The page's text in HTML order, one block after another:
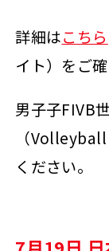
詳細はこちら
イト）をご
男子子FIVB
（
ください。